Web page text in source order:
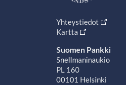
Yhteystiedot
Kartta
Suomen Pankki
Snellmaninaukio
PL 160
00101 Helsinki